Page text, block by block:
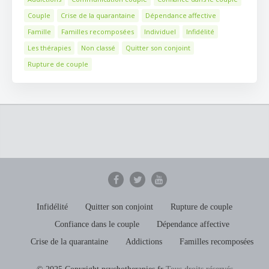
Couple
Crise de la quarantaine
Dépendance affective
Famille
Familles recomposées Individuel
Infidélité
Les thérapies
Non classé
Quitter son conjoint
Rupture de couple
Infidélité Quitter son conjoint
Rupture de couple
Confiance dans le couple
Dépendance affective
Crise de la quarantaine
Addictions Familles recomposées